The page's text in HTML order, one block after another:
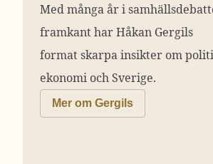
Med många år i
framkant har Håkan Gergils
format skarpa insikter om
ekonomi och Sverige.
Mer om Gergils